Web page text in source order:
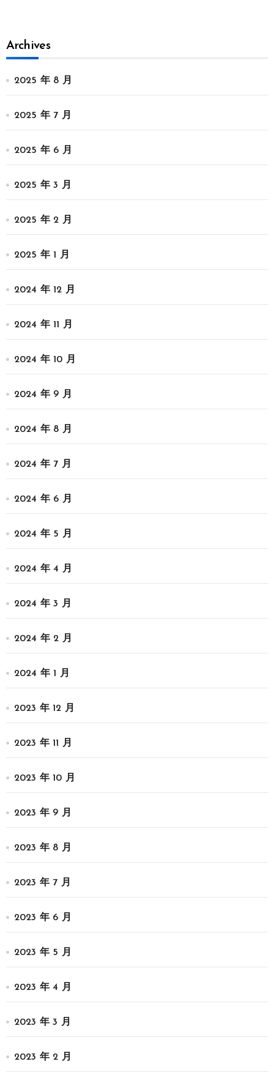
Archives
2025 年 8 月
2025 年 7 月
2025 年 6 月
2025 年 3 月
2025 年 2 月
2025 年 1 月
2024 年 12 月
2024 年 11 月
2024 年 10 月
2024 年 9 月
2024 年 8 月
2024 年 7 月
2024 年 6 月
2024 年 5 月
2024 年 4 月
2024 年 3 月
2024 年 2 月
2024 年 1 月
2023 年 12 月
2023 年 11 月
2023 年 10 月
2023 年 9 月
2023 年 8 月
2023 年 7 月
2023 年 6 月
2023 年 5 月
2023 年 4 月
2023 年 3 月
2023 年 2 月